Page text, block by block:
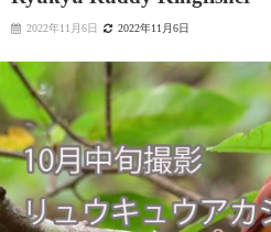
2022年11月6日 2022年11月6日